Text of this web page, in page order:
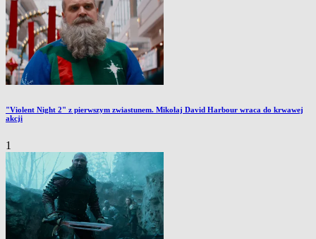
"Violent Night 2" z pierwszym zwiastunem. Mikołaj David Harbour wraca do krwawej
akcji
1